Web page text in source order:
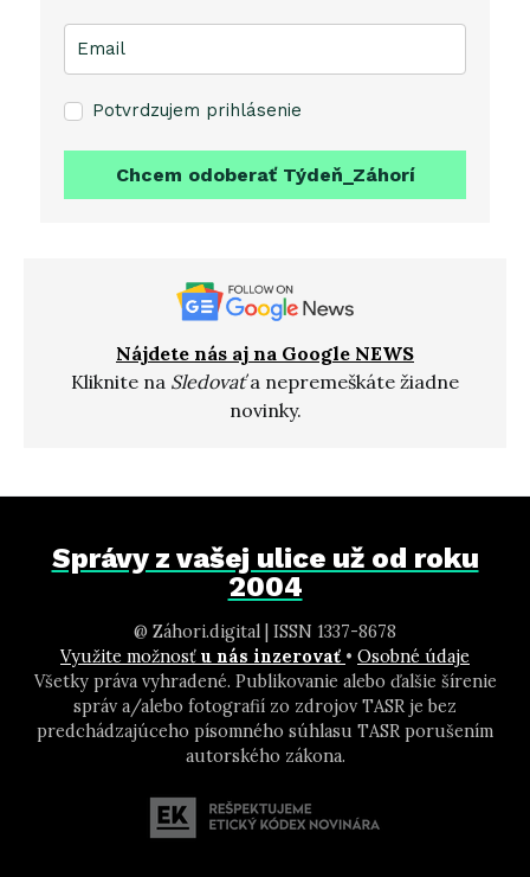
Potvrdzujem prihlásenie
Chcem odoberať Týdeň_Záhorí
Nájdete nás aj na Google NEWS
Kliknite na Sledovaťa nepremeškáte žiadne
novinky.
Správy z vašej ulice už od roku
2004
@ Záhori.digital | ISSN 1337-8678
Využite možnosť u nás inzerovať • Osobné údaje
Všetky práva vyhradené. Publikovanie alebo ďalšie šírenie
správ a/alebo fotografií zo zdrojov TASR je bez
predchádzajúceho písomného súhlasu TASR porušením
autorského zákona.